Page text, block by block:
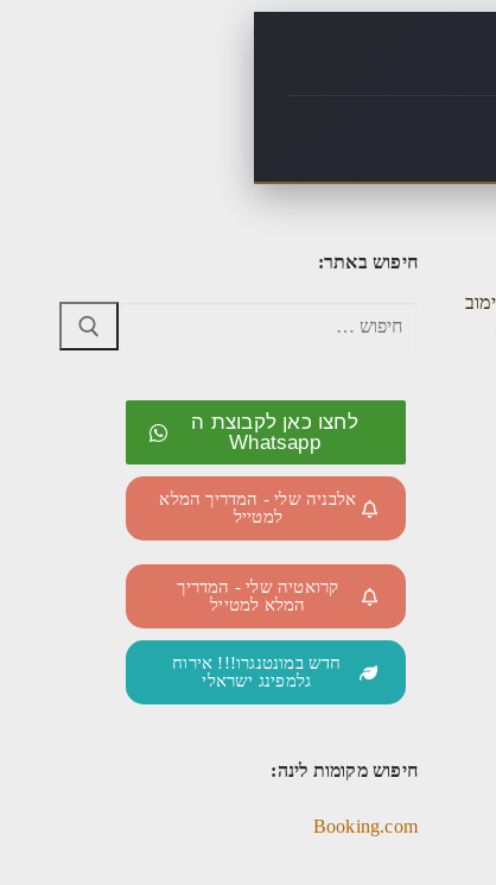
חיפוש באתר:
לחצו כאן לקבוצת ה
Whatsapp
אלבניה שלי - המדריך המלא
למטייל
קרואטיה שלי - המדריך
המלא למטייל
חדש במונטנגרו!!! אירוח
גלמפינג ישראלי
חיפוש מקומות לינה:
Booking.com